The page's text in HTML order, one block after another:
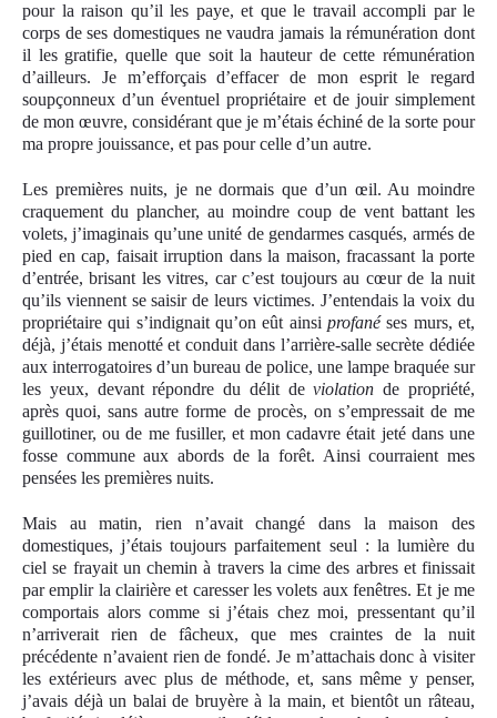
pour la raison qu’il les paye, et que le travail accompli par le
corps de ses domestiques ne vaudra jamais la rémunération dont
il les gratifie, quelle que soit la hauteur de cette rémunération
d’ailleurs. Je m’efforçais d’effacer de mon esprit le regard
soupçonneux d’un éventuel propriétaire et de jouir simplement
de mon œuvre, considérant que je m’étais échiné de la sorte pour
ma propre jouissance, et pas pour celle d’un autre.
Les premières nuits, je ne dormais que d’un œil. Au moindre
craquement du plancher, au moindre coup de vent battant les
volets, j’imaginais qu’une unité de gendarmes casqués, armés de
pied en cap, faisait irruption dans la maison, fracassant la porte
d’entrée, brisant les vitres, car c’est toujours au cœur de la nuit
qu’ils viennent se saisir de leurs victimes. J’entendais la voix du
propriétaire qui s’indignait qu’on eût ainsi profanéses murs, et,
déjà, j’étais menotté et conduit dans l’arrière-salle secrète dédiée
aux interrogatoires d’un bureau de police, une lampe braquée sur
les yeux, devant répondre du délit deviolation de propriété,
après quoi, sans autre forme de procès, on s’empressait de me
guillotiner, ou de me fusiller, et mon cadavre était jeté dans une
fosse commune aux abords de la forêt. Ainsi courraient mes
pensées les premières nuits.
Mais au matin, rien n’avait changé dans la maison des
domestiques, j’étais toujours parfaitement seul : la lumière du
ciel se frayait un chemin à travers la cime des arbres et finissait
par emplir la clairière et caresser les volets aux fenêtres. Et je me
comportais alors comme si j’étais chez moi, pressentant qu’il
n’arriverait rien de fâcheux, que mes craintes de la nuit
précédente n’avaient rien de fondé. Je m’attachais donc à visiter
les extérieurs avec plus de méthode, et, sans même y penser,
j’avais déjà un balai de bruyère à la main, et bientôt un râteau,